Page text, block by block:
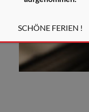
SCHÖNE FERIEN !